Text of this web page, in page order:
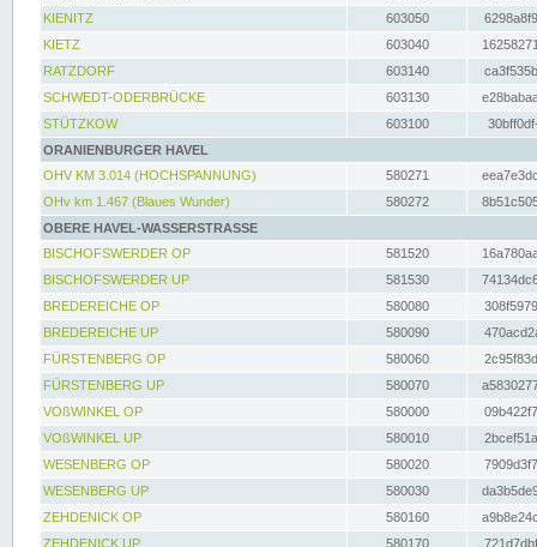
KIENITZ
603050
KIETZ
603040
RATZDORF
603140
SCHWEDT-ODERBRÜCKE
603130
STÜTZKOW
603100
ORANIENBURGER HAVEL
OHV KM 3.014 (HOCHSPANNUNG)
580271
OHv km 1.467 (Blaues Wunder)
580272
OBERE HAVEL-WASSERSTRASSE
BISCHOFSWERDER OP
581520
BISCHOFSWERDER UP
581530
BREDEREICHE OP
580080
BREDEREICHE UP
580090
FÜRSTENBERG OP
580060
FÜRSTENBERG UP
580070
VOßWINKEL OP
580000
VOßWINKEL UP
580010
WESENBERG OP
580020
WESENBERG UP
580030
ZEHDENICK OP
580160
ZEHDENICK UP
580170